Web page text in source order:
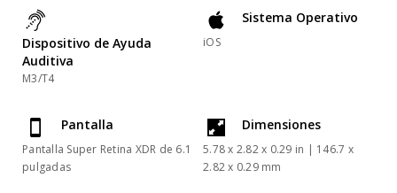
Dispositivo de Ayuda
Auditiva
M3/T4
Sistema Operativo
iOS
Pantalla
Pantalla Super Retina XDR de 6.1
pulgadas
Dimensiones
5.78 x 2.82 x 0.29 in | 146.7 x
2.82 x 0.29 mm